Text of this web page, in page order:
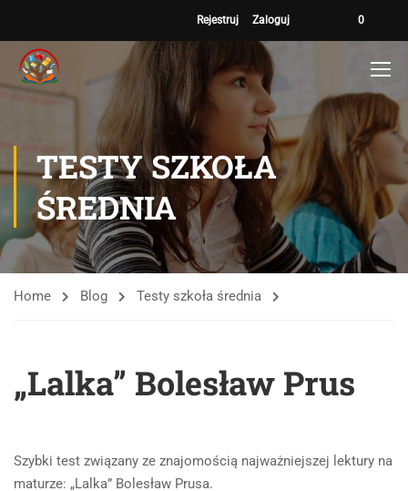
Rejestruj Zaloguj 0
TESTY SZKOŁA
ŚREDNIA
Home Blog Testy szkoła średnia
„Lalka” Bolesław Prus
Szybki test związany ze znajomością najważniejszej lektury na
maturze: „Lalka” Bolesław Prusa.